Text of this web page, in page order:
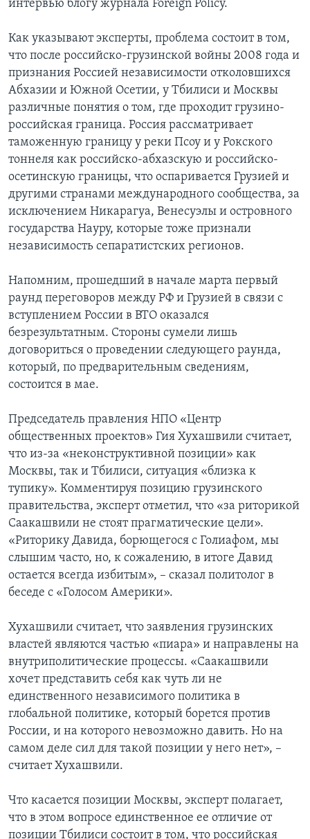
интервью блогу журнала Foreign Policy.
Как указывают эксперты, проблема состоит в том,
что после российско-грузинской войны 2008 года и
признания Россией независимости отколовшихся
Абхазии и Южной Осетии, у Тбилиси и Москвы
различные понятия о том, где проходит грузино-
российская граница. Россия рассматривает
таможенную границу у реки Псоу и у Рокского
тоннеля как российско-абхазскую и российско-
осетинскую границы, что оспаривается Грузией и
другими странами международного сообщества, за
исключением Никарагуа, Венесуэлы и островного
государства Науру, которые тоже признали
независимость сепаратистских регионов.
Напомним, прошедший в начале марта первый
раунд переговоров между РФ и Грузией в связи с
вступлением России в ВТО оказался
безрезультатным. Стороны сумели лишь
договориться о проведении следующего раунда,
который, по предварительным сведениям,
состоится в мае.
Председатель правления НПО «Центр
общественных проектов» Гия Хухашвили считает,
что из-за «неконструктивной позиции» как
Москвы, так и Тбилиси, ситуация «близка к
тупику». Комментируя позицию грузинского
правительства, эксперт отметил, что «за риторикой
Саакашвили не стоят прагматические цели».
«Риторику Давида, борющегося с Голиафом, мы
слышим часто, но, к сожалению, в итоге Давид
остается всегда избитым», – сказал политолог в
беседе с «Голосом Америки».
Хухашвили считает, что заявления грузинских
властей являются частью «пиара» и направлены на
внутриполитические процессы. «Саакашвили
хочет представить себя как чуть ли не
единственного независимого политика в
глобальной политике, который борется против
России, и на которого невозможно давить. Но на
самом деле сил для такой позиции у него нет», –
считает Хухашвили.
Что касается позиции Москвы, эксперт полагает,
что в этом вопросе единственное ее отличие от
позиции Тбилиси состоит в том, что российская